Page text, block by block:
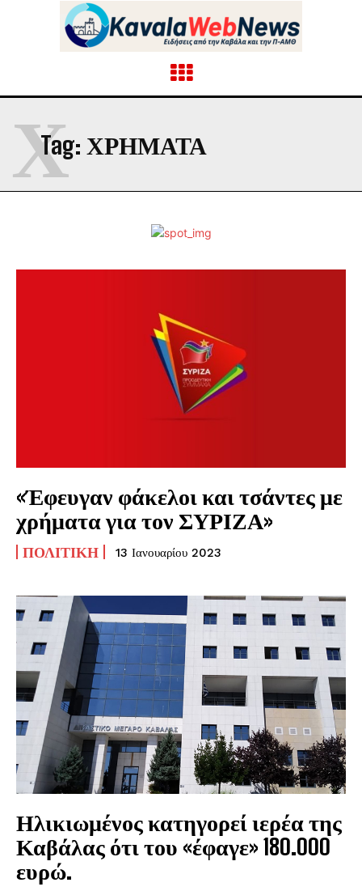
Tag: ΧΡΉΜΑΤΑ
Χ
«Έφευγαν φάκελοι και τσάντες με
χρήματα για τον ΣΥΡΙΖΑ»
ΠΟΛΙΤΙΚΉ 13 Ιανουαρίου 2023
Ηλικιωμένος κατηγορεί ιερέα της
Καβάλας ότι του «έφαγε» 180.000
ευρώ.